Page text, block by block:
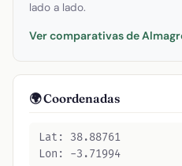
lado a lado.
Ver comparativas de
🌍 Coordenadas
Lat: 38.88761
Lon: -3.71994